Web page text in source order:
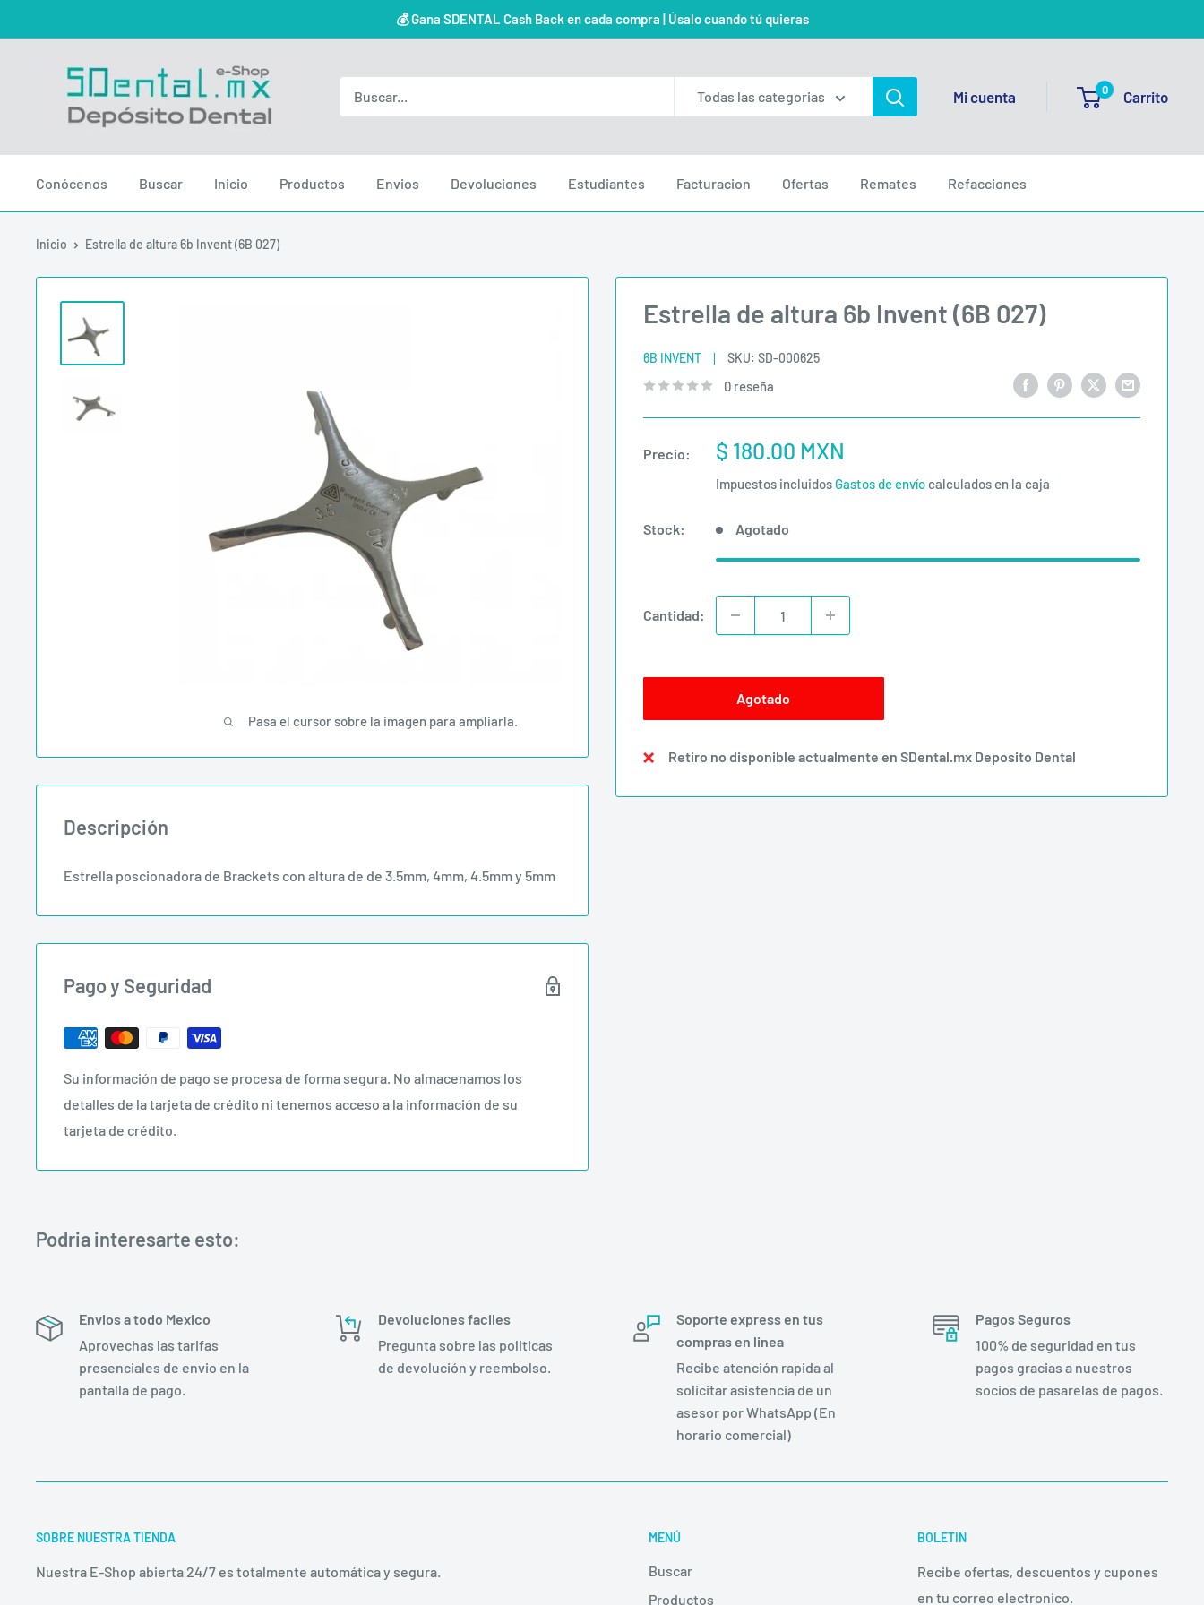
directamente
💰 Gana SDENTAL Cash Back en cada compra | Úsalo cuando tú quieras
SDENTAL.MX
DEPOSITO
DENTAL
Todas las categorias Mi cuenta 0 Carrito
Conócenos Buscar Inicio Productos Envios Devoluciones Estudiantes Facturacion Ofertas Remates Refacciones
Inicio Estrella de altura 6b Invent (6B 027)
Pasa el cursor sobre la imagen para ampliarla.
Estrella de altura 6b Invent (6B 027)
6B INVENT SKU: SD-000625
0 reseña
Precio:
Precio
de
venta
$ 180.00 MXN
Impuestos incluidos Gastos de envío calculados en la caja
Stock: Agotado
Cantidad:
Agotado
Retiro no disponible actualmente en SDental.mx Deposito Dental
Descripción
Estrella poscionadora de Brackets con altura de de 3.5mm, 4mm, 4.5mm y 5mm
Pago y Seguridad
Su información de pago se procesa de forma segura. No almacenamos los
detalles de la tarjeta de crédito ni tenemos acceso a la información de su
tarjeta de crédito.
Podria interesarte esto:
Envios a todo Mexico
Aprovechas las tarifas
presenciales de envio en la
pantalla de pago.
Devoluciones faciles
Pregunta sobre las politicas
de devolución y reembolso.
Soporte express en tus
compras en linea
Recibe atención rapida al
solicitar asistencia de un
asesor por WhatsApp (En
horario comercial)
Pagos Seguros
100% de seguridad en tus
pagos gracias a nuestros
socios de pasarelas de pagos.
SOBRE NUESTRA TIENDA
Nuestra E-Shop abierta 24/7 es totalmente automática y segura.
MENÚ
Buscar
Productos
BOLETIN
Recibe ofertas, descuentos y cupones
en tu correo electronico.